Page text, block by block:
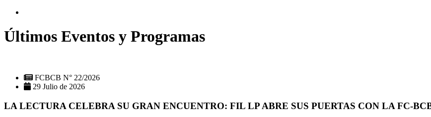
Últimos Eventos y Programas
FCBCB N° 22/2026
29 Julio de 2026
LA LECTURA CELEBRA SU GRAN ENCUENTRO: FIL LP ABRE SUS PUERTAS CON LA FC-